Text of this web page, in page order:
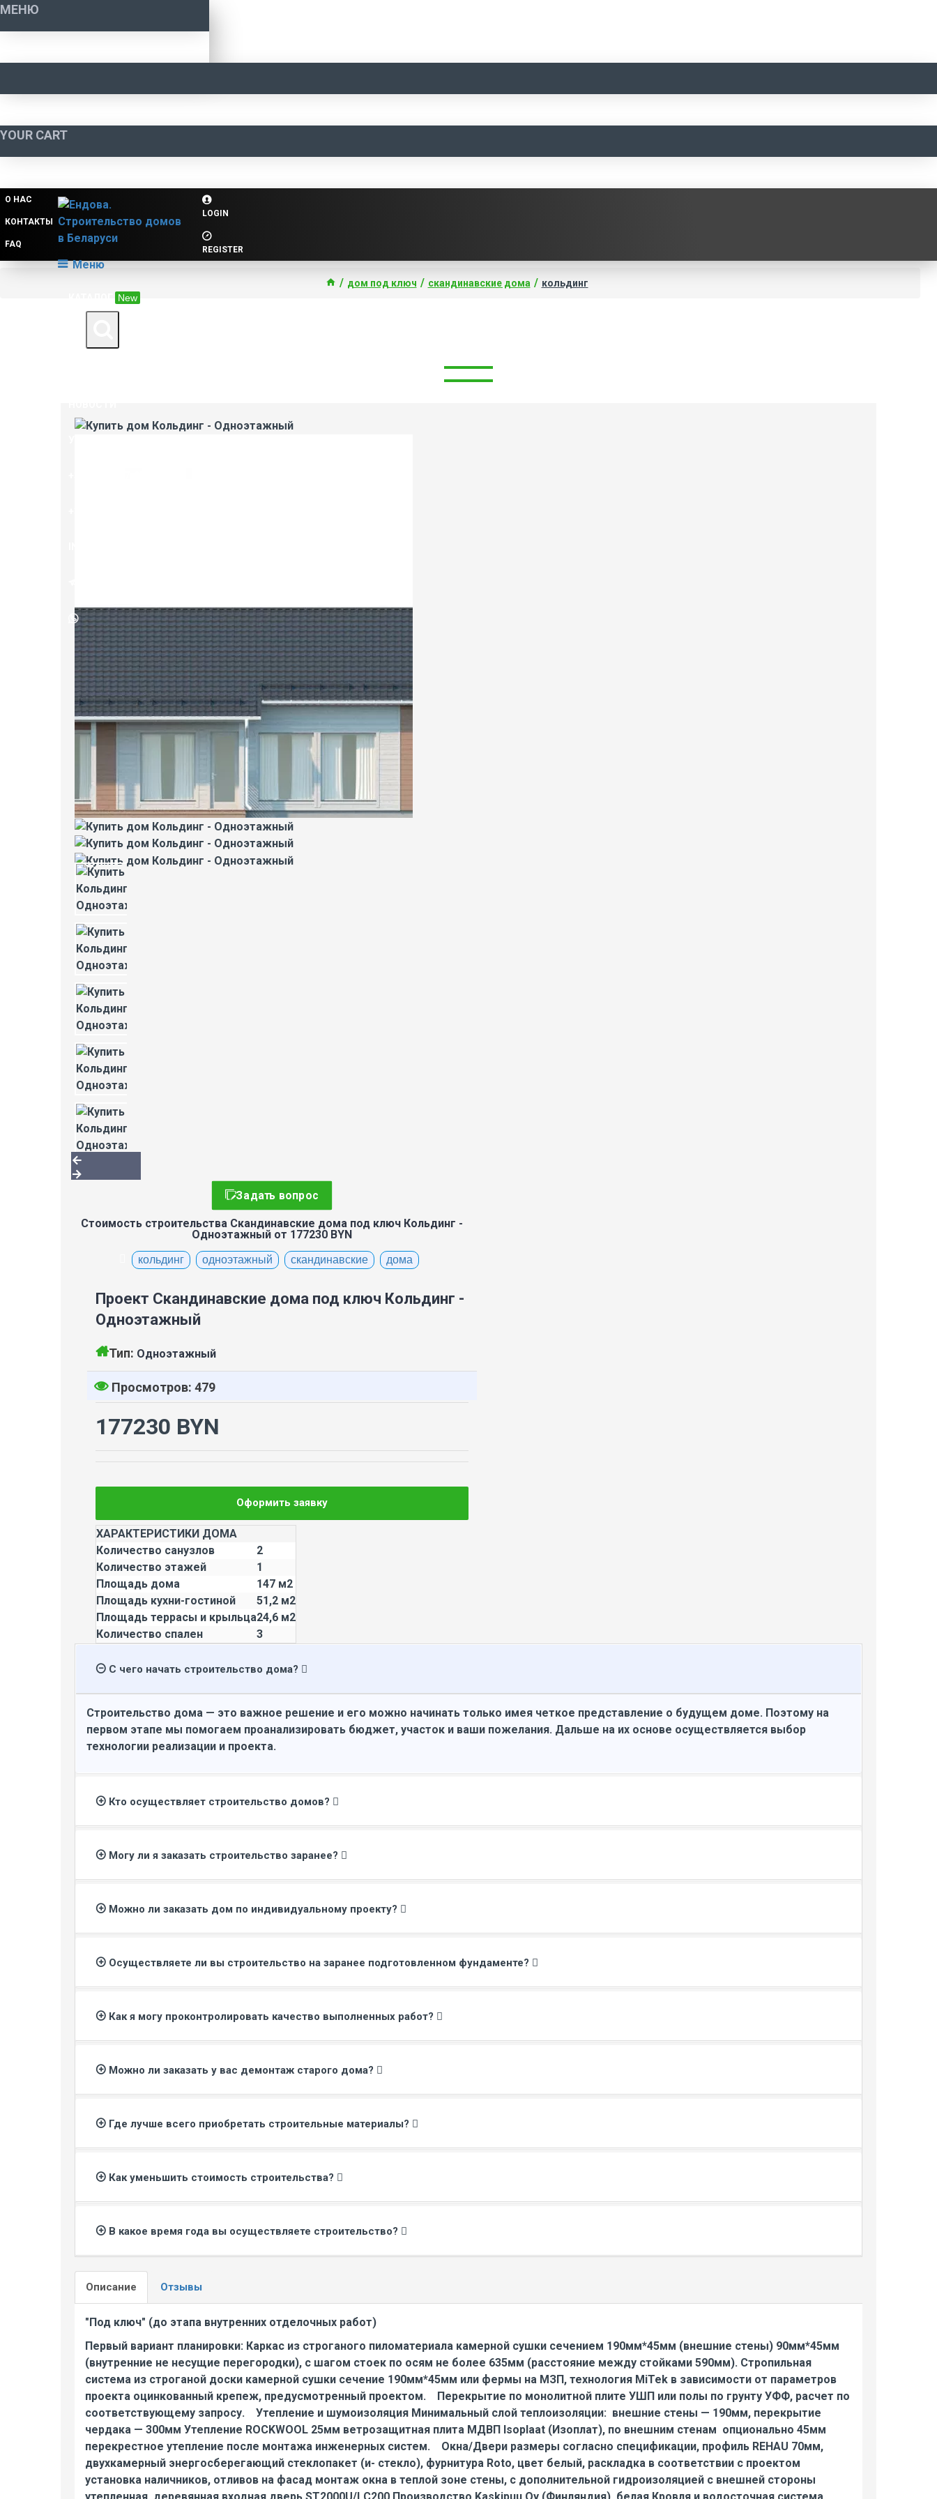
МЕНЮ
YOUR CART
О НАС
КОНТАКТЫ
FAQ
Меню
New
LOGIN
REGISTER
дом под ключ скандинавские дома кольдинг
Задать вопрос
Стоимость строительства Скандинавские дома под ключ Кольдинг -
Одноэтажный от 177230 BYN
кольдинг одноэтажный скандинавские дома
Проект Скандинавские дома под ключ Кольдинг -
Одноэтажный
Тип: Одноэтажный
Просмотров: 479
177230 BYN
Оформить заявку
ХАРАКТЕРИСТИКИ ДОМА
Количество санузлов
2
Количество этажей
1
Площадь дома
147 м2
Площадь кухни-гостиной
51,2 м2
Площадь террасы и крыльца24,6 м2
Количество спален
3
С чего начать строительство дома?
Строительство дома — это важное решение и его можно начинать только имея четкое представление о будущем доме. Поэтому на
первом этапе мы помогаем проанализировать бюджет, участок и ваши пожелания. Дальше на их основе осуществляется выбор
технологии реализации и проекта.
Кто осуществляет строительство домов?
Могу ли я заказать строительство заранее?
Можно ли заказать дом по индивидуальному проекту?
Осуществляете ли вы строительство на заранее подготовленном фундаменте?
Как я могу проконтролировать качество выполненных работ?
Можно ли заказать у вас демонтаж старого дома?
Где лучше всего приобретать строительные материалы?
Как уменьшить стоимость строительства?
В какое время года вы осуществляете строительство?
Описание Отзывы
"Под ключ" (до этапа внутренних отделочных работ)
Первый вариант планировки: Каркас из строганого пиломатериала камерной сушки сечением 190мм*45мм (внешние стены) 90мм*45мм
(внутренние не несущие перегородки), с шагом стоек по осям не более 635мм (расстояние между стойками 590мм). Стропильная
система из строганой доски камерной сушки сечение 190мм*45мм или фермы на МЗП, технология MiTek в зависимости от параметров
проекта оцинкованный крепеж, предусмотренный проектом. Перекрытие по монолитной плите УШП или полы по грунту УФФ, расчет по
соответствующему запросу. Утепление и шумоизоляция Минимальный слой теплоизоляции: внешние стены — 190мм, перекрытие
чердака — 300мм Утепление ROCKWOOL 25мм ветрозащитная плита МДВП Isoplaat (Изоплат), по внешним стенам опционально 45мм
перекрестное утепление после монтажа инженерных систем. Окна/Двери размеры согласно спецификации, профиль REHAU 70мм,
двухкамерный энергосберегающий стеклопакет (и- стекло), фурнитура Roto, цвет белый, раскладка в соответствии с проектом
установка наличников, отливов на фасад монтаж окна в теплой зоне стены, с дополнительной гидроизоляцией с внешней стороны